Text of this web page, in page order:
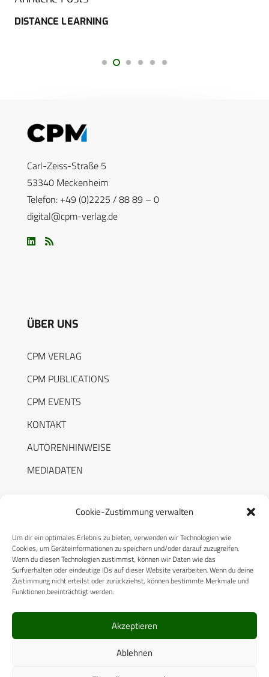
Cookie-Zustimmung verwalten
Um dir ein optimales Erlebnis zu bieten, verwenden wir Technologien wie
Cookies, um Geräteinformationen zu speichern und/oder darauf zuzugreifen.
Wenn du diesen Technologien zustimmst, können wir Daten wie das
Surfverhalten oder eindeutige IDs auf dieser Website verarbeiten. Wenn du deine
Zustimmung nicht erteilst oder zurückziehst, können bestimmte Merkmale und
Funktionen beeinträchtigt werden.
Akzeptieren
Ablehnen
DISTANCE LEARNING
Carl-Zeiss-Straße 5
53340 Meckenheim
Telefon: +49 (0)2225 / 88 89 – 0
digital@cpm-verlag.de
ÜBER UNS
CPM VERLAG
CPM PUBLICATIONS
CPM EVENTS
KONTAKT
AUTORENHINWEISE
MEDIADATEN
RECHTLICHES
Datenschutzerklärung
Cookie-Richtlinie (EU)